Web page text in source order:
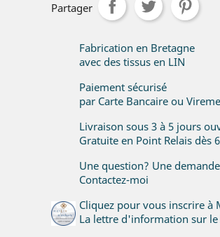
Partager
Fabrication en Bretagne
avec des tissus en LIN
Paiement sécurisé
par Carte Bancaire ou
Livraison sous 3 à 5 jours
Gratuite en Point Relais dès
Une question? Une
Contactez-moi
Cliquez pour vous inscrire à
La lettre d'information sur